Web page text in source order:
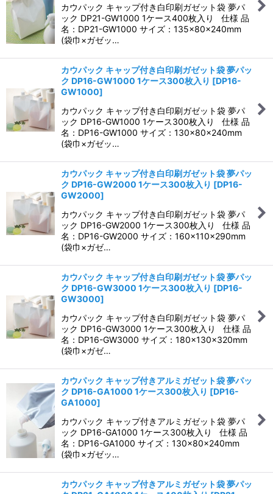
カウパック キャップ付き白印刷ガゼット袋 夢パ
ック DP21-GW1000 1ケース400枚入り 仕様 品
名：DP21-GW1000 サイズ：135×80×240mm
(袋巾×ガゼッ…
カウパック キャップ付き白印刷ガゼット袋 夢パッ
ク DP16-GW1000 1ケース300枚入り [DP16-
GW1000]
カウパック キャップ付き白印刷ガゼット袋 夢パ
ック DP16-GW1000 1ケース300枚入り 仕様 品
名：DP16-GW1000 サイズ：130×80×240mm
(袋巾×ガゼッ…
カウパック キャップ付き白印刷ガゼット袋 夢パッ
ク DP16-GW2000 1ケース300枚入り [DP16-
GW2000]
カウパック キャップ付き白印刷ガゼット袋 夢パ
ック DP16-GW2000 1ケース300枚入り 仕様 品
名：DP16-GW2000 サイズ：160×110×290mm
(袋巾×ガゼ…
カウパック キャップ付き白印刷ガゼット袋 夢パッ
ク DP16-GW3000 1ケース300枚入り [DP16-
GW3000]
カウパック キャップ付き白印刷ガゼット袋 夢パ
ック DP16-GW3000 1ケース300枚入り 仕様 品
名：DP16-GW3000 サイズ：180×130×320mm
(袋巾×ガゼ…
カウパック キャップ付きアルミガゼット袋 夢パッ
ク DP16-GA1000 1ケース300枚入り [DP16-
GA1000]
カウパック キャップ付きアルミガゼット袋 夢パ
ック DP16-GA1000 1ケース300枚入り 仕様 品
名：DP16-GA1000 サイズ：130×80×240mm
(袋巾×ガゼッ…
カウパック キャップ付きアルミガゼット袋 夢パッ